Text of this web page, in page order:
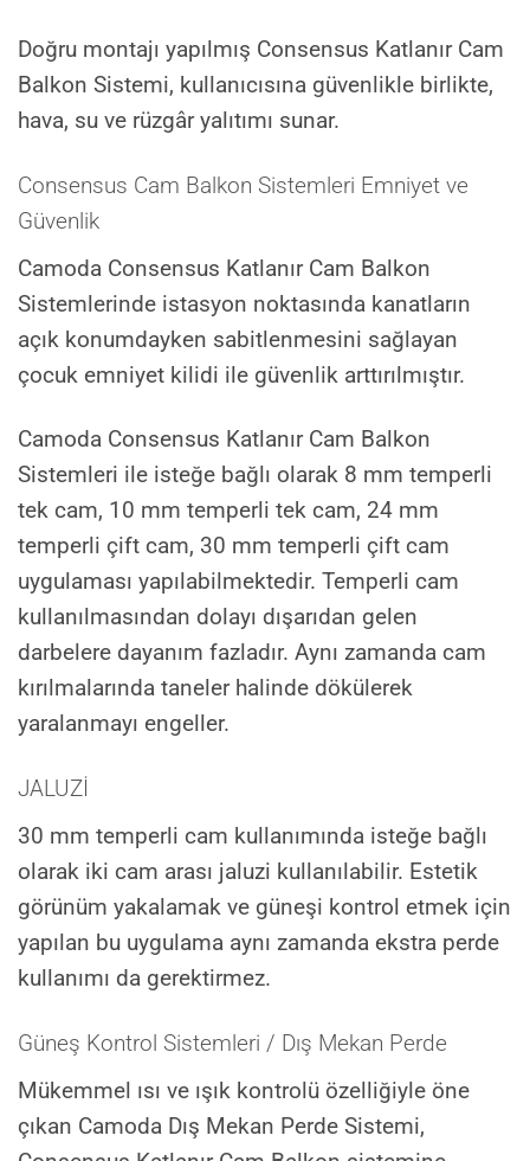
Doğru montajı yapılmış Consensus Katlanır Cam
Balkon Sistemi, kullanıcısına güvenlikle birlikte,
hava, su ve rüzgâr yalıtımı sunar.
Consensus Cam Balkon Sistemleri Emniyet ve
Güvenlik
Camoda Consensus Katlanır Cam Balkon
Sistemlerinde istasyon noktasında kanatların
açık konumdayken sabitlenmesini sağlayan
çocuk emniyet kilidi ile güvenlik arttırılmıştır.
Camoda Consensus Katlanır Cam Balkon
Sistemleri ile isteğe bağlı olarak 8 mm temperli
tek cam, 10 mm temperli tek cam, 24 mm
temperli çift cam, 30 mm temperli çift cam
uygulaması yapılabilmektedir. Temperli cam
kullanılmasından dolayı dışarıdan gelen
darbelere dayanım fazladır. Aynı zamanda cam
kırılmalarında taneler halinde dökülerek
yaralanmayı engeller.
JALUZİ
30 mm temperli cam kullanımında isteğe bağlı
olarak iki cam arası jaluzi kullanılabilir. Estetik
görünüm yakalamak ve güneşi kontrol etmek için
yapılan bu uygulama aynı zamanda ekstra perde
kullanımı da gerektirmez.
Güneş Kontrol Sistemleri / Dış Mekan Perde
Mükemmel ısı ve ışık kontrolü özelliğiyle öne
çıkan Camoda Dış Mekan Perde Sistemi,